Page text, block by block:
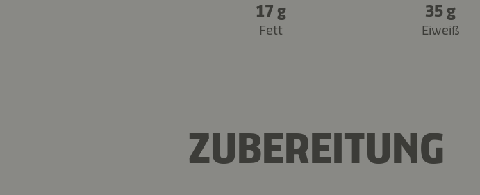
17 g
Fett
35 g
Eiweiß
ZUBEREITUNG